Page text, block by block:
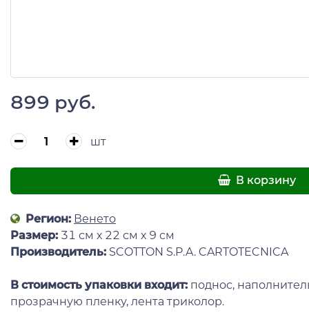
899 руб.
шт
В корзину
Регион: Венето
Размер: 31 см х 22 см х 9 см
Производитель: SCOTTON S.P.A. CARTOTECNICA
В стоимость упаковки входит: поднос,
прозрачную пленку, лента триколор.